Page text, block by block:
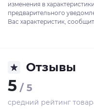
изменения в
предварительного
Вас характеристик,
Отзывы
5 / 5
средний рейтинг